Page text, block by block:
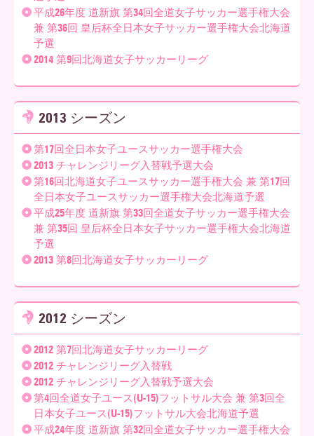
平成26年度 道新旗 第34回全道女子サッカー選手権大会
兼 第36回 皇后杯全日本女子サッカー選手権大会北海道
予選
2014 第9回北海道女子サッカーリーグ
2013 シーズン
第17回全日本女子ユースサッカー選手権大会
2013 チャレンジリーグ入替戦予選大会
第16回北海道女子ユースサッカー選手権大会 兼 第17回
全日本女子ユースサッカー選手権大会北海道予選
平成25年度 道新旗 第33回全道女子サッカー選手権大会
兼 第35回 皇后杯全日本女子サッカー選手権大会北海道
予選
2013 第8回北海道女子サッカーリーグ
2012 シーズン
2012 第7回北海道女子サッカーリーグ
2012 チャレンジリーグ入替戦
2012 チャレンジリーグ入替戦予選大会
第4回全道女子ユース(U-15)フットサル大会 兼 第3回全
日本女子ユース(U-15)フットサル大会北海道予選
平成24年度 道新旗 第32回全道女子サッカー選手権大会